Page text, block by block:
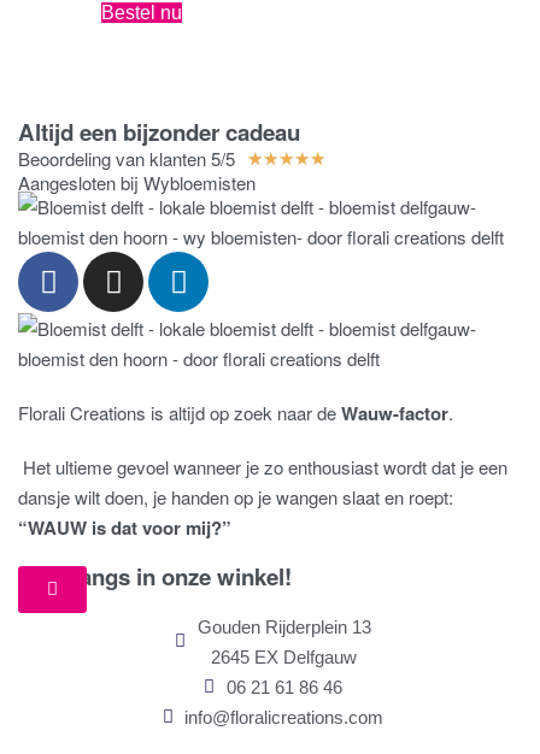
Bestel nu
Altijd een bijzonder cadeau
Beoordeling van klanten 5/5 ★★★★★
Aangesloten bij Wybloemisten
Florali Creations is altijd op zoek naar deWauw-factor.
Het ultieme gevoel wanneer je zo enthousiast wordt dat je een
dansje wilt doen, je handen op je wangen slaat en roept:
“WAUW is dat voor mij?”
Kom langs in onze winkel!
Gouden Rijderplein 13
2645 EX Delfgauw
06 21 61 86 46
info@floralicreations.com